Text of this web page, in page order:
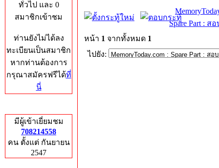
ทั่วไป และ 0
สมาชิกเข้าชม
ท่านยังไม่ได้ลง
ทะเบียนเป็นสมาชิก
หากท่านต้องการ
กรุณาสมัครฟรีได้ที่
นี่
มีผู้เข้าเยี่ยมชม
708214558
คน ตั้งแต่ กันยายน
2547
Spare Part : ส
หน้า 1 จากทั้งหมด 1
ไปยัง: